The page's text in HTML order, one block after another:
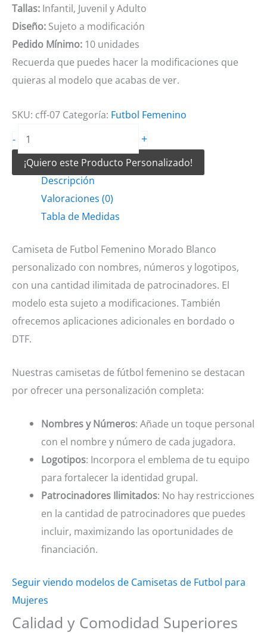
Tallas: Infantil, Juvenil y Adulto
Diseño: Sujeto a modificación
Pedido Mínimo: 10 unidades
Recuerda que puedes hacer la modificaciones que
quieras al modelo que acabas de ver.
SKU: cff-07 Categoría: Futbol Femenino
-
de
Futbol
Femenino
Morado
Blanco
+
¡Quiero este Producto Personalizado!
Descripción
Valoraciones (0)
Tabla de Medidas
Camiseta de Futbol Femenino Morado Blanco
personalizado con nombres, números y logotipos,
con una cantidad ilimitada de patrocinadores. El
modelo esta sujeto a modificaciones. También
ofrecemos aplicaciones adicionales en bordado o
DTF.
Nuestras camisetas de fútbol femenino se destacan
por ofrecer una personalización completa:
Nombres y Números: Añade un toque personal
con el nombre y número de cada jugadora.
Logotipos: Incorpora el emblema de tu equipo
para fortalecer la identidad grupal.
Patrocinadores Ilimitados: No hay restricciones
en la cantidad de patrocinadores que puedes
incluir, maximizando las oportunidades de
financiación.
Seguir viendo modelos de Camisetas de Futbol para
Mujeres
Calidad y Comodidad Superiores